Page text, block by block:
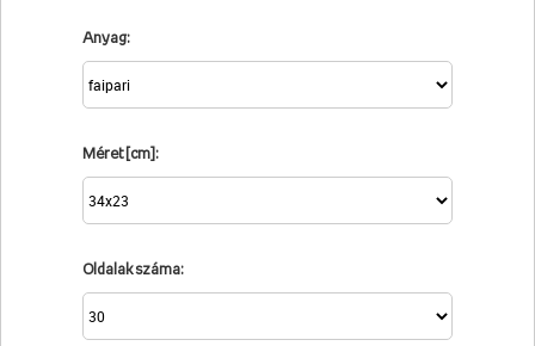
Anyag:
Méret [cm]:
Oldalak száma: